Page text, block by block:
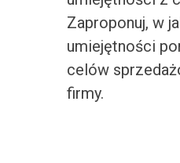
Zaproponuj, w
umiejętności
celów
firmy.